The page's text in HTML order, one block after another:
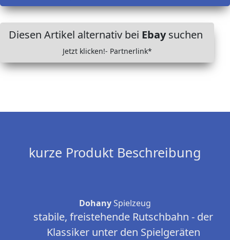
Diesen Artikel alternativ bei Ebaysuchen
Jetzt klicken!- Partnerlink*
kurze Produkt Beschreibung
DohanySpielzeug
stabile, freistehende Rutschbahn - der
Klassiker unter den Spielgeräten